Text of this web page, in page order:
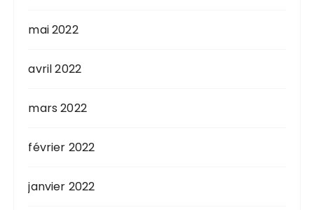
mai 2022
avril 2022
mars 2022
février 2022
janvier 2022